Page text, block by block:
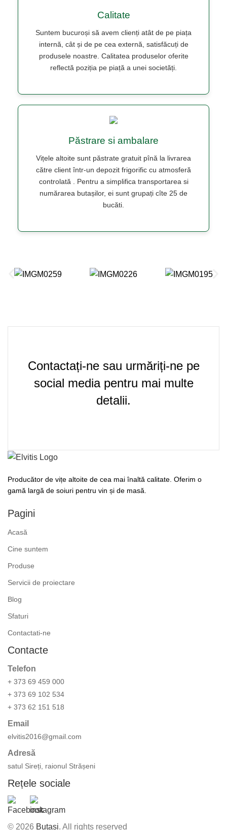
Calitate
Suntem bucuroși să avem clienți atât de pe piața
internă, cât și de pe cea externă, satisfăcuți de
produsele noastre. Calitatea produselor oferite
reflectă poziția pe piață a unei societăți.
Păstrare si ambalare
Vițele altoite sunt păstrate gratuit pînă la livrarea
către client într-un depozit frigorific cu atmosferă
controlată . Pentru a simplifica transportarea si
numărarea butașilor, ei sunt grupați cîte 25 de
bucăti.
Contactați-ne sau urmăriți-ne pe
social media pentru mai multe
detalii.
Producător de vițe altoite de cea mai înaltă calitate. Oferim o
gamă largă de soiuri pentru vin și de masă.
Pagini
Acasă
Cine suntem
Produse
Servicii de proiectare
Blog
Sfaturi
Contactati-ne
Contacte
Telefon
+ 373 69 459 000
+ 373 69 102 534
+ 373 62 151 518
Email
elvitis2016@gmail.com
Adresă
satul Sireți, raionul Strășeni
Rețele sociale
© 2026 Butasi. All rights reserved